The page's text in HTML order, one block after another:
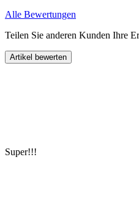
Alle Bewertungen
Teilen Sie anderen Kunden Ihre
Super!!!